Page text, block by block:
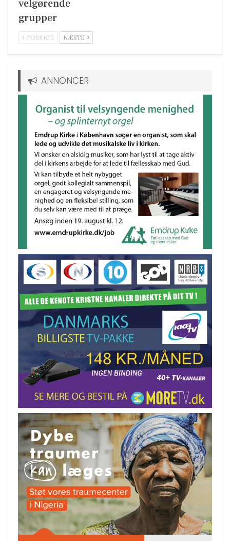
velgørende
grupper
FORRIGE NÆSTE
ANNONCER